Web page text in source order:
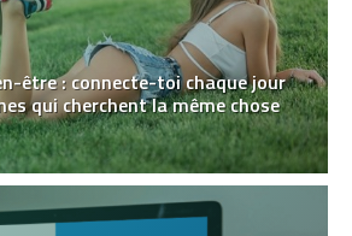
être : connecte-toi chaque jour
qui cherchent la même chose